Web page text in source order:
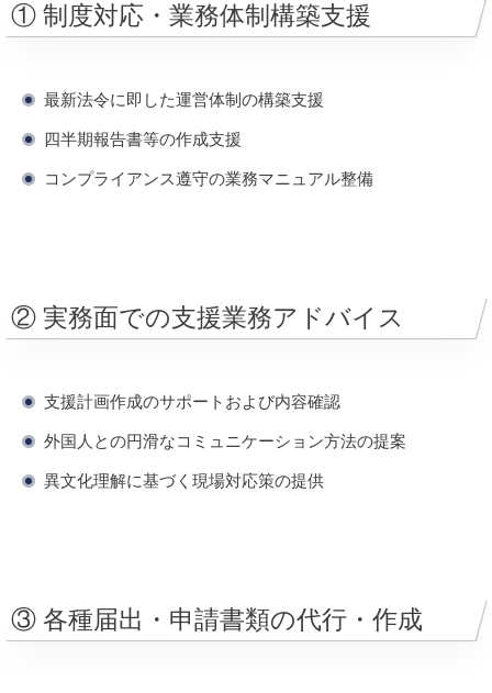
① 制度対応・業務体制構築支援
最新法令に即した運営体制の構築支援
四半期報告書等の作成支援
コンプライアンス遵守の業務マニュアル整備
② 実務面での支援業務アドバイス
支援計画作成のサポートおよび内容確認
外国人との円滑なコミュニケーション方法の提案
異文化理解に基づく現場対応策の提供
③ 各種届出・申請書類の代行・作成